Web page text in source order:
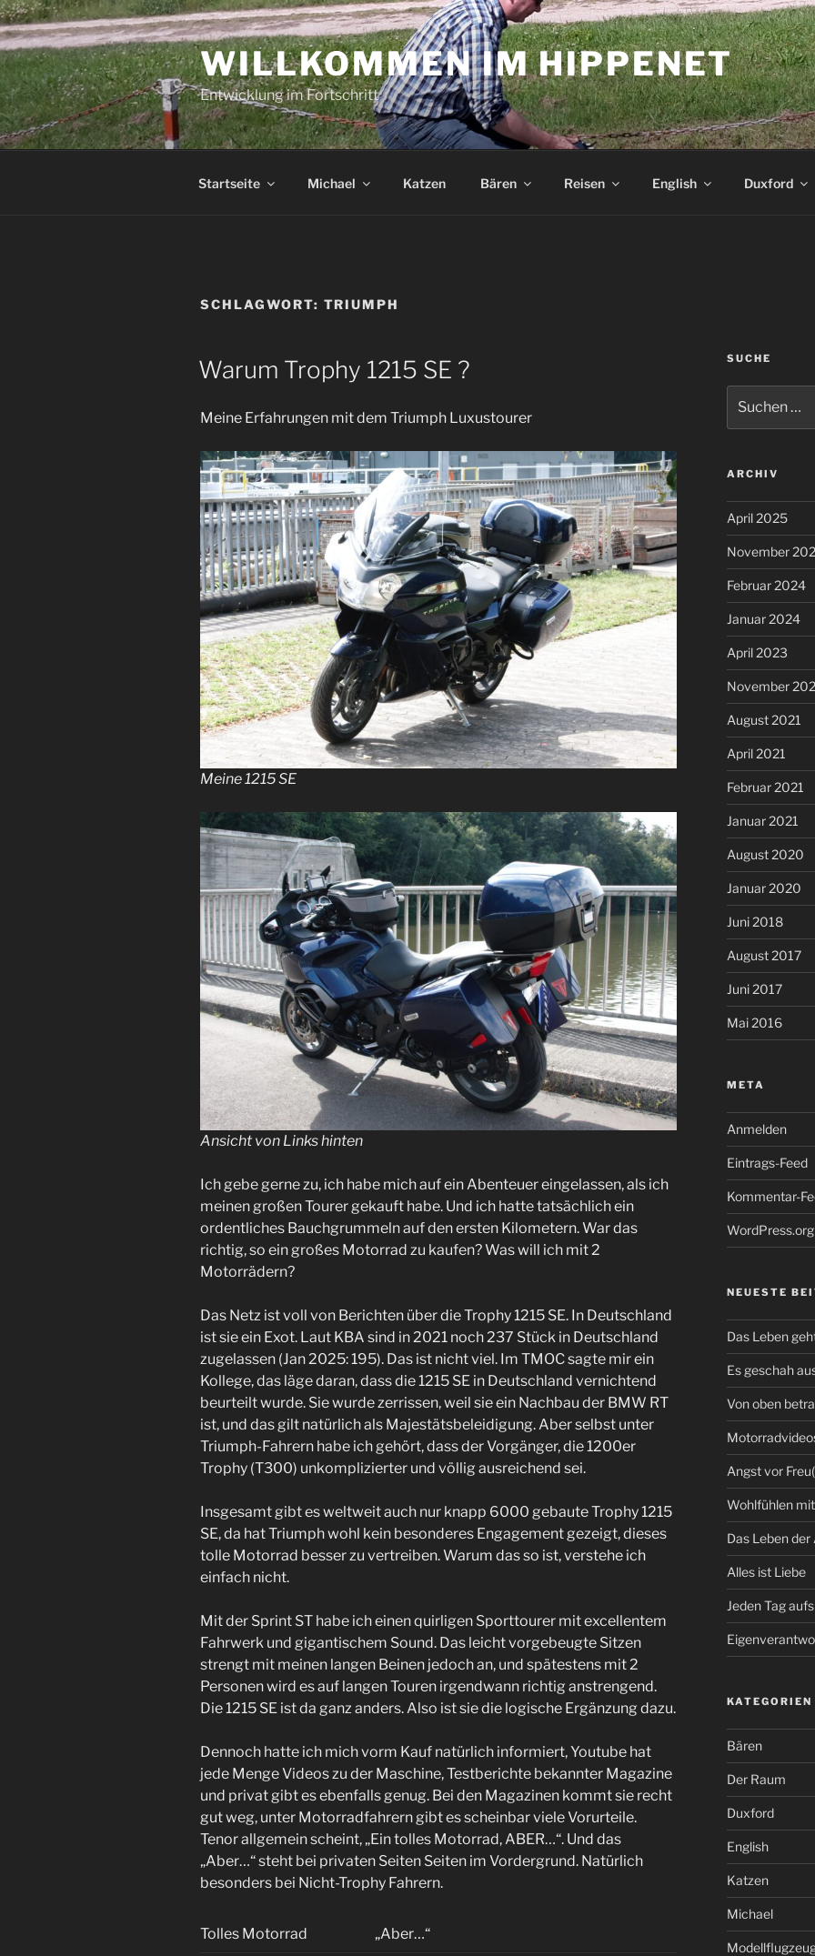
Zum
Inhalt
springen
WILLKOMMEN IM HIPPENET
Entwicklung im Fortschritt
Startseite Michael Katzen Bären Reisen English Duxford
SCHLAGWORT: TRIUMPH
VERÖFFENTLICHT
AM
Warum Trophy 1215 SE ?
Meine Erfahrungen mit dem Triumph Luxustourer
Meine 1215 SE
Ansicht von Links hinten
Ich gebe gerne zu, ich habe mich auf ein Abenteuer eingelassen, als ich
meinen großen Tourer gekauft habe. Und ich hatte tatsächlich ein
ordentliches Bauchgrummeln auf den ersten Kilometern. War das
richtig, so ein großes Motorrad zu kaufen? Was will ich mit 2
Motorrädern?
Das Netz ist voll von Berichten über die Trophy 1215 SE. In Deutschland
ist sie ein Exot. Laut KBA sind in 2021 noch 237 Stück in Deutschland
zugelassen (Jan 2025: 195). Das ist nicht viel. Im TMOC sagte mir ein
Kollege, das läge daran, dass die 1215 SE in Deutschland vernichtend
beurteilt wurde. Sie wurde zerrissen, weil sie ein Nachbau der BMW RT
ist, und das gilt natürlich als Majestätsbeleidigung. Aber selbst unter
Triumph-Fahrern habe ich gehört, dass der Vorgänger, die 1200er
Trophy (T300) unkomplizierter und völlig ausreichend sei.
Insgesamt gibt es weltweit auch nur knapp 6000 gebaute Trophy 1215
SE, da hat Triumph wohl kein besonderes Engagement gezeigt, dieses
tolle Motorrad besser zu vertreiben. Warum das so ist, verstehe ich
einfach nicht.
Mit der Sprint ST habe ich einen quirligen Sporttourer mit excellentem
Fahrwerk und gigantischem Sound. Das leicht vorgebeugte Sitzen
strengt mit meinen langen Beinen jedoch an, und spätestens mit 2
Personen wird es auf langen Touren irgendwann richtig anstrengend.
Die 1215 SE ist da ganz anders. Also ist sie die logische Ergänzung dazu.
Dennoch hatte ich mich vorm Kauf natürlich informiert, Youtube hat
jede Menge Videos zu der Maschine, Testberichte bekannter Magazine
und privat gibt es ebenfalls genug. Bei den Magazinen kommt sie recht
gut weg, unter Motorradfahrern gibt es scheinbar viele Vorurteile.
Tenor allgemein scheint, „Ein tolles Motorrad, ABER…“. Und das
„Aber…“ steht bei privaten Seiten Seiten im Vordergrund. Natürlich
besonders bei Nicht-Trophy Fahrern.
Tolles Motorrad „Aber…“
SUCHE
nach:
ARCHIV
April 2025
November
Februar 2024
Januar 2024
April 2023
November
August 2021
April 2021
Februar 2021
Januar 2021
August 2020
Januar 2020
Juni 2018
August 2017
Juni 2017
Mai 2016
META
Anmelden
Eintrags-Feed
Kommentar-
WordPress.org
NEUESTE
Das Leben
Es geschah
Von oben
Angst vor
Wohlfühlen
Das Leben
Alles ist Liebe
Jeden Tag
KATEGORIEN
Bären
Der Raum
Duxford
English
Katzen
Michael